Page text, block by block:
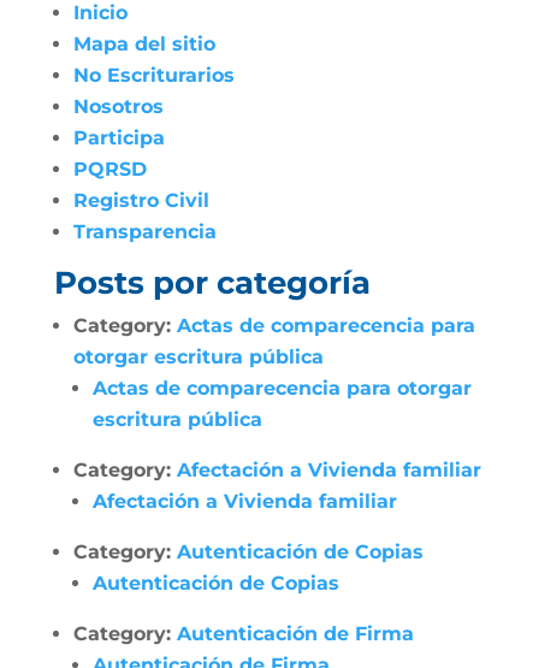
Inicio
Mapa del sitio
No Escriturarios
Nosotros
Participa
PQRSD
Registro Civil
Transparencia
Posts por categoría
Category: Actas de comparecencia para
otorgar escritura pública
Actas de comparecencia para otorgar
escritura pública
Category: Afectación a Vivienda familiar
Afectación a Vivienda familiar
Category: Autenticación de Copias
Autenticación de Copias
Category: Autenticación de Firma